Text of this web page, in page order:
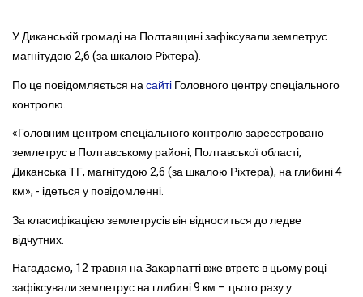
У Диканській громаді на Полтавщині зафіксували землетрус
магнітудою 2,6 (за шкалою Ріхтера).
По це повідомляється насайтіГоловного центру спеціального
контролю.
«Головним центром спеціального контролю зареєстровано
землетрус в Полтавському районі, Полтавської області,
Диканська ТГ, магнітудою 2,6 (за шкалою Ріхтера), на глибині 4
км», - ідеться у повідомленні.
За класифікацією землетрусів він відноситься до ледве
відчутних.
Нагадаємо, 12 травня на Закарпатті вже втретє в цьому році
зафіксували землетрус на глибині 9 км – цього разу у